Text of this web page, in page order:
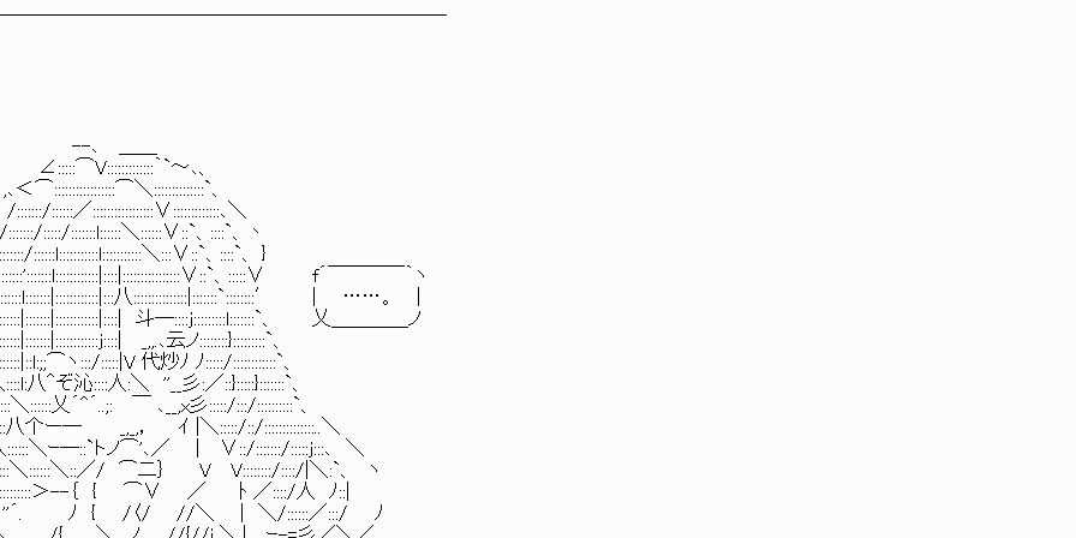
--､ ＿＿
｀`～､、
＼::::::::::::::`、
､＼
、::::`、丶
＼:::∨::`、::::`、 }
、:::::∨ f´￣￣￣￣｀ヽ
| ……。 |
、 乂＿＿＿＿ノ
､云ノ::::::::}:::::::::`、
炒ﾉ ﾉ:::::/::::::::::::`、
彡:／::}:::::}:::::::`、
､__,x彡:::::/:::/::::::::::`、
， ｲ |＼:::::/::/::::::::::::::..＼
ノ⌒'､／ | ∨::/:::::::/:::::j:::､ ＼
::／/ ⌒二｝ V V::::::::/::::/|＼:`、 ヽ
＞--｛ { ⌒∨ ／ ﾄ ／::::/人 ﾉ::|
ﾉ { /〈/ //＼ | ＼/::::::／:::/ ﾉ